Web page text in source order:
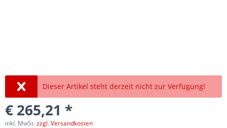
Dieser Artikel steht derzeit nicht zur Verfügung!
€ 265,21 *
inkl. MwSt.zzgl. Versandkosten